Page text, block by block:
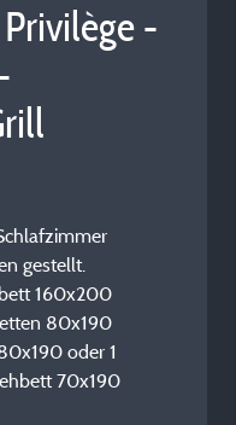
-
gestellt.
160x200
80x190
oder 1
70x190